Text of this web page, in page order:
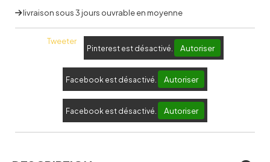
livraison sous 3 jours ouvrable en moyenne
Tweeter
Pinterest est désactivé. Autoriser
Facebook est désactivé. Autoriser
Facebook est désactivé. Autoriser